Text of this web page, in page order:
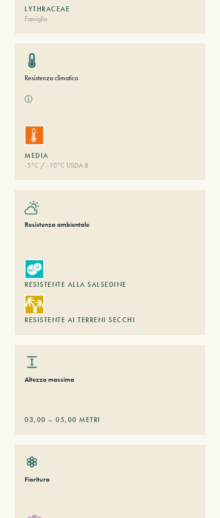
LYTHRACEAE
Famiglia
Resistenza climatica
ⓘ
MEDIA
-5°C / -10°C USDA 8
Resistenza ambientale
RESISTENTE ALLA SALSEDINE
RESISTENTE AI TERRENI SECCHI
Altezza massima
03,00 – 05,00 METRI
Fioritura